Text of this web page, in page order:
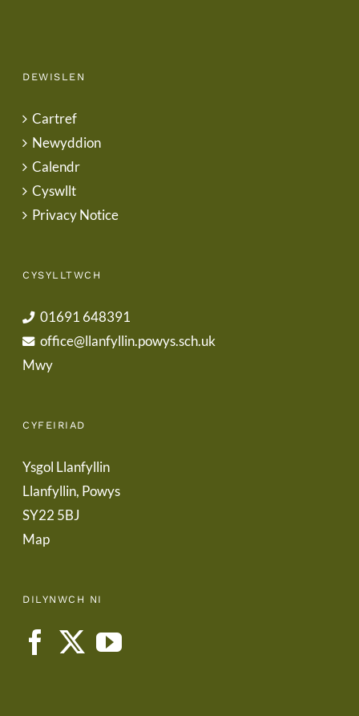
DEWISLEN
Cartref
Newyddion
Calendr
Cyswllt
Privacy Notice
CYSYLLTWCH
01691 648391
office@llanfyllin.powys.sch.uk
Mwy
CYFEIRIAD
Ysgol Llanfyllin
Llanfyllin, Powys
SY22 5BJ
Map
DILYNWCH NI